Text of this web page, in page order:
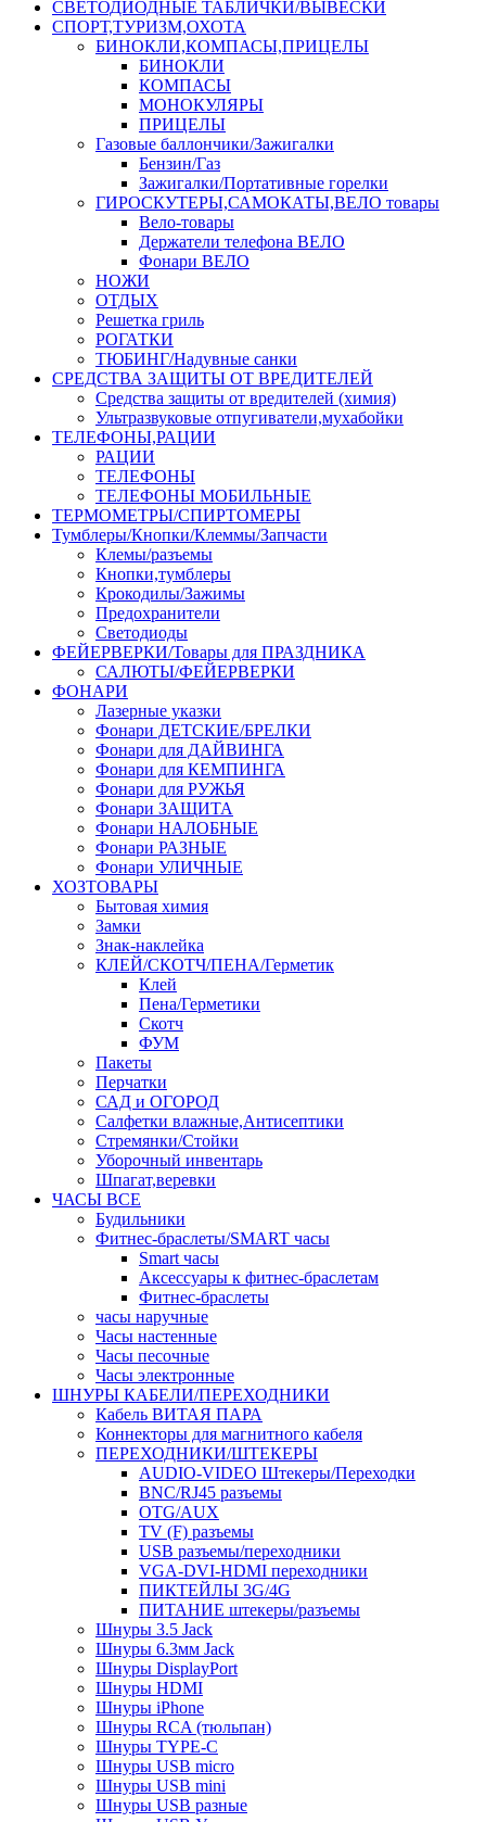
СВЕТОДИОДНЫЕ ТАБЛИЧКИ/ВЫВЕСКИ
СПОРТ,ТУРИЗМ,ОХОТА
БИНОКЛИ,КОМПАСЫ,ПРИЦЕЛЫ
БИНОКЛИ
КОМПАСЫ
МОНОКУЛЯРЫ
ПРИЦЕЛЫ
Газовые баллончики/Зажигалки
Бензин/Газ
Зажигалки/Портативные горелки
ГИРОСКУТЕРЫ,САМОКАТЫ,ВЕЛО товары
Вело-товары
Держатели телефона ВЕЛО
Фонари ВЕЛО
НОЖИ
ОТДЫХ
Решетка гриль
РОГАТКИ
ТЮБИНГ/Надувные санки
СРЕДСТВА ЗАЩИТЫ ОТ ВРЕДИТЕЛЕЙ
Средства защиты от вредителей (химия)
Ультразвуковые отпугиватели,мухабойки
ТЕЛЕФОНЫ,РАЦИИ
РАЦИИ
ТЕЛЕФОНЫ
ТЕЛЕФОНЫ МОБИЛЬНЫЕ
ТЕРМОМЕТРЫ/СПИРТОМЕРЫ
Тумблеры/Кнопки/Клеммы/Запчасти
Клемы/разъемы
Кнопки,тумблеры
Крокодилы/Зажимы
Предохранители
Светодиоды
ФЕЙЕРВЕРКИ/Товары для ПРАЗДНИКА
САЛЮТЫ/ФЕЙЕРВЕРКИ
ФОНАРИ
Лазерные указки
Фонари ДЕТСКИЕ/БРЕЛКИ
Фонари для ДАЙВИНГА
Фонари для КЕМПИНГА
Фонари для РУЖЬЯ
Фонари ЗАЩИТА
Фонари НАЛОБНЫЕ
Фонари РАЗНЫЕ
Фонари УЛИЧНЫЕ
ХОЗТОВАРЫ
Бытовая химия
Замки
Знак-наклейка
КЛЕЙ/СКОТЧ/ПЕНА/Герметик
Клей
Пена/Герметики
Скотч
ФУМ
Пакеты
Перчатки
САД и ОГОРОД
Салфетки влажные,Антисептики
Стремянки/Стойки
Уборочный инвентарь
Шпагат,веревки
ЧАСЫ ВСЕ
Будильники
Фитнес-браслеты/SMART часы
Smart часы
Аксессуары к фитнес-браслетам
Фитнес-браслеты
часы наручные
Часы настенные
Часы песочные
Часы электронные
ШНУРЫ КАБЕЛИ/ПЕРЕХОДНИКИ
Кабель ВИТАЯ ПАРА
Коннекторы для магнитного кабеля
ПЕРЕХОДНИКИ/ШТЕКЕРЫ
AUDIO-VIDEO Штекеры/Переходки
BNC/RJ45 разъемы
OTG/AUX
TV (F) разъемы
USB разъемы/переходники
VGA-DVI-HDMI переходники
ПИКТЕЙЛЫ 3G/4G
ПИТАНИЕ штекеры/разъемы
Шнуры 3.5 Jack
Шнуры 6.3мм Jack
Шнуры DisplayPort
Шнуры HDMI
Шнуры iPhone
Шнуры RCA (тюльпан)
Шнуры TYPE-C
Шнуры USB micro
Шнуры USB mini
Шнуры USB разные